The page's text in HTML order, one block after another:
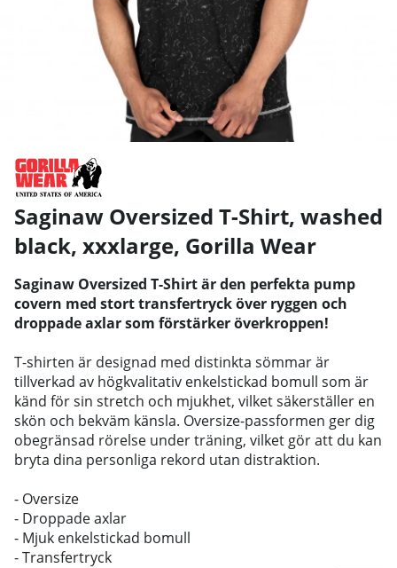
Saginaw Oversized T-Shirt, washed
black, xxxlarge, Gorilla Wear
Saginaw Oversized T-Shirt är den perfekta pump
covern med stort transfertryck över ryggen och
droppade axlar som förstärker överkroppen!
T-shirten är designad med distinkta sömmar är
tillverkad av högkvalitativ enkelstickad bomull som är
känd för sin stretch och mjukhet, vilket säkerställer en
skön och bekväm känsla. Oversize-passformen ger dig
obegränsad rörelse under träning, vilket gör att du kan
bryta dina personliga rekord utan distraktion.
- Oversize
- Droppade axlar
- Mjuk enkelstickad bomull
- Transfertryck